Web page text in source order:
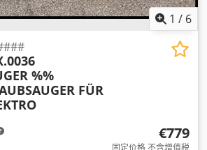
1 / 6
%%
FÜR
€779